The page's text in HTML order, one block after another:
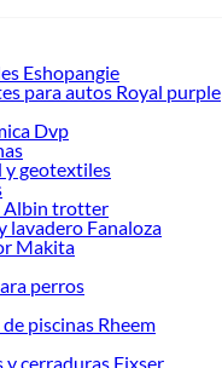
Eshopangie
para autos Royal purple
Dvp
y geotextiles
Albin trotter
lavadero Fanaloza
Makita
perros
piscinas Rheem
y cerraduras Fixser